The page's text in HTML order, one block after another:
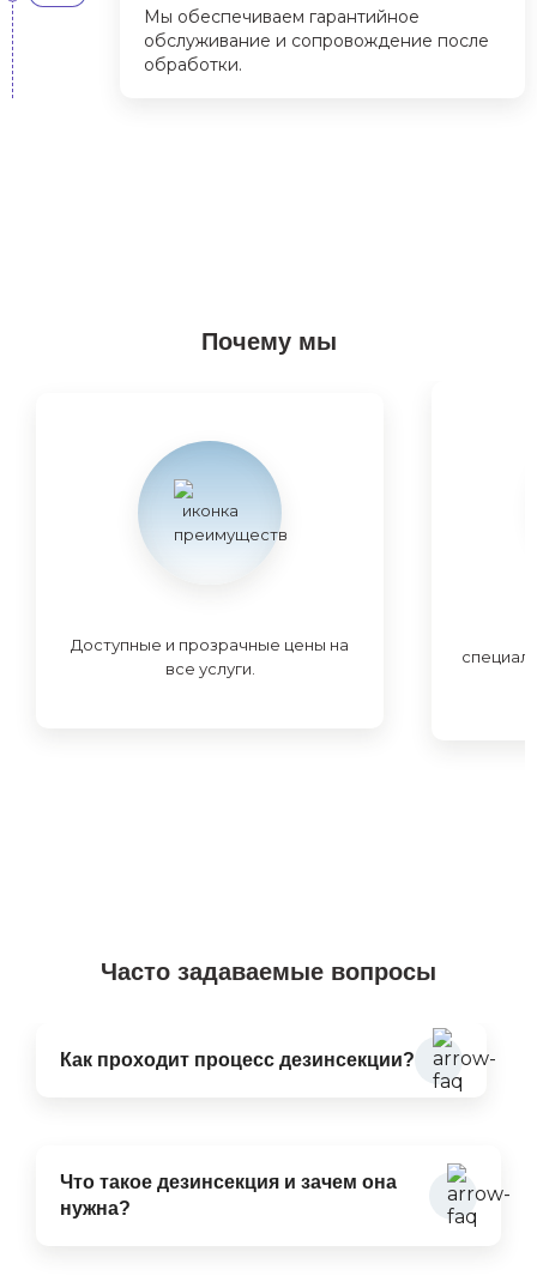
Мы обеспечиваем гарантийное
обслуживание и сопровождение после
обработки.
Почему мы
Доступные и прозрачные цены на
все услуги.
Часто задаваемые вопросы
Как проходит процесс дезинсекции?
Что такое дезинсекция и зачем она
нужна?